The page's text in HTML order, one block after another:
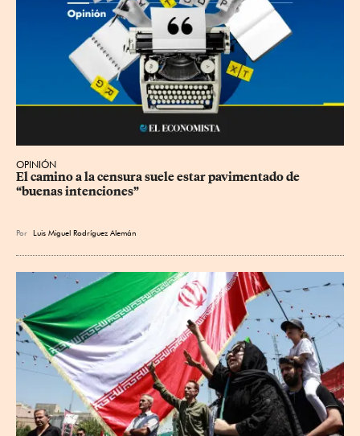
OPINIÓN
El camino a la censura suele estar pavimentado de
“buenas intenciones”
Por Luis Miguel Rodríguez Alemán